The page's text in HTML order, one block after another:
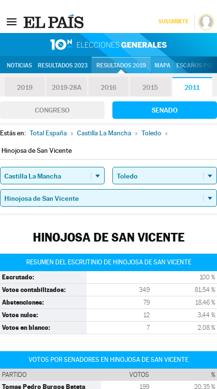
SUSCRÍBETE
NOTICIAS RESULTADOS 2023 RESULTADOS 2019 MAPA ESCAÑOS
2019 2019-28A 2016 2015 2011
CONGRESO SENADO
Estás en: Total España » Castilla La Mancha » Toledo »
Hinojosa de San Vicente
HINOJOSA DE SAN VICENTE
RESUMEN DEL ESCRUTINIO DE HINOJOSA DE SAN VICENTE
Escrutado: 100 %
Votos contabilizados: 349 81,54 %
Abstenciones: 79 18,46 %
Votos nulos: 12 3,44 %
Votos en blanco: 7 2,08 %
VOTOS POR SENADORES EN HINOJOSA DE SAN VICENTE
PARTIDO VOTOS %
Tomas Pedro Burgos Beteta
199 20,35 %